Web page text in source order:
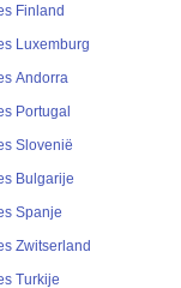
Finland
Luxemburg
Andorra
Portugal
Slovenië
Bulgarije
Spanje
Zwitserland
Turkije